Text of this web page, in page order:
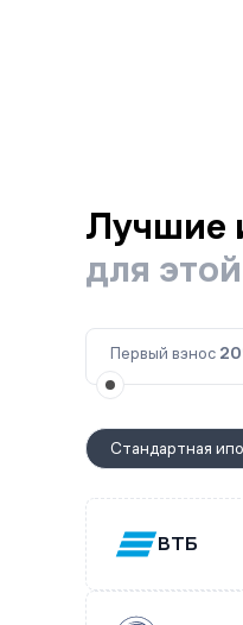
Лучшие
для
Первый взнос
Стандартная
ВТБ